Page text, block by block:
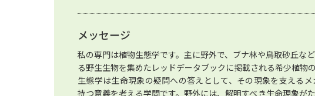
メッセージ
私の専門は植物生態学です。主に野外で、ブナ林や鳥取砂丘な
る野生生物を集めたレッドデータブックに掲載される希少植物
生態学は生命現象の疑問への答えとして、その現象を支える
持つ意義を考える学問です。野外には、解明すべき生命現象が